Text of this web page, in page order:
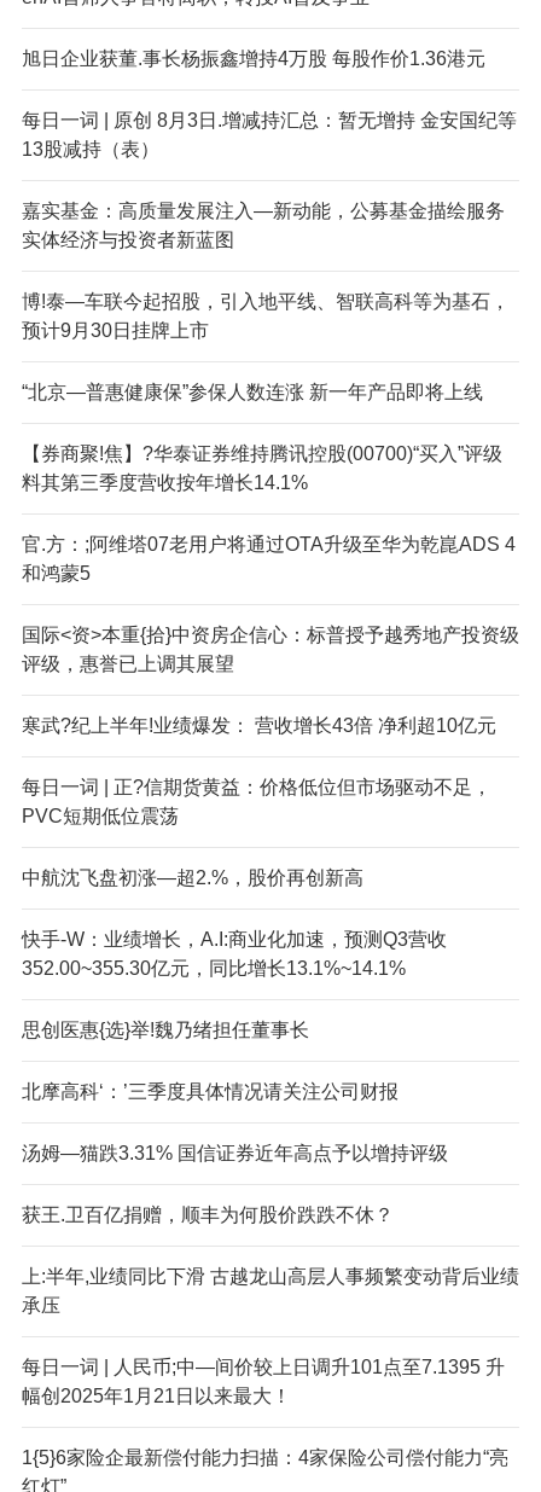
旭日企业获董.事长杨振鑫增持4万股 每股作价1.36港元
每日一词 | 原创 8月3日.增减持汇总：暂无增持 金安国纪等
13股减持（表）
嘉实基金：高质量发展注入—新动能，公募基金描绘服务
实体经济与投资者新蓝图
博!泰—车联今起招股，引入地平线、智联高科等为基石，
预计9月30日挂牌上市
“北京—普惠健康保”参保人数连涨 新一年产品即将上线
【券商聚!焦】?华泰证券维持腾讯控股(00700)“买入”评级
料其第三季度营收按年增长14.1%
官.方：;阿维塔07老用户将通过OTA升级至华为乾崑ADS 4
和鸿蒙5
国际<资>本重{拾}中资房企信心：标普授予越秀地产投资级
评级，惠誉已上调其展望
寒武?纪上半年!业绩爆发： 营收增长43倍 净利超10亿元
每日一词 | 正?信期货黄益：价格低位但市场驱动不足，
PVC短期低位震荡
中航沈飞盘初涨—超2.%，股价再创新高
快手-W：业绩增长，A.I:商业化加速，预测Q3营收
352.00~355.30亿元，同比增长13.1%~14.1%
思创医惠{选}举!魏乃绪担任董事长
北摩高科‘：’三季度具体情况请关注公司财报
汤姆—猫跌3.31% 国信证券近年高点予以增持评级
获王.卫百亿捐赠，顺丰为何股价跌跌不休？
上:半年,业绩同比下滑 古越龙山高层人事频繁变动背后业绩
承压
每日一词 | 人民币;中—间价较上日调升101点至7.1395 升
幅创2025年1月21日以来最大！
1{5}6家险企最新偿付能力扫描：4家保险公司偿付能力“亮
红灯”